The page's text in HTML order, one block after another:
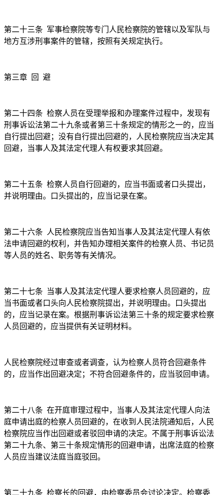
第二十三条 军事检察院等专门人民检察院的管辖以及军队与
地方互涉刑事案件的管辖，按照有关规定执行。
第三章 回 避
第二十四条 检察人员在受理举报和办理案件过程中，发现有
刑事诉讼法第二十九条或者第三十条规定的情形之一的，应当
自行提出回避；没有自行提出回避的，人民检察院应当决定其
回避，当事人及其法定代理人有权要求其回避。
第二十五条 检察人员自行回避的，应当书面或者口头提出，
并说明理由。口头提出的，应当记录在案。
第二十六条
人民检察院应当告知当事人及其法定代理人有依
法申请回避的权利，并告知办理相关案件的检察人员、书记员
等人员的姓名、职务等有关情况。
第二十七条
当事人及其法定代理人要求检察人员回避的，应
当书面或者口头向人民检察院提出，并说明理由。口头提出
的，应当记录在案。根据刑事诉讼法第三十条的规定要求检察
人员回避的，应当提供有关证明材料。
人民检察院经过审查或者调查，认为检察人员符合回避条件
的，应当作出回避决定；不符合回避条件的，应当驳回申请。
第二十八条 在开庭审理过程中，当事人及其法定代理人向法
庭申请出庭的检察人员回避的，在收到人民法院通知后，人民
检察院应当作出回避或者驳回申请的决定。不属于刑事诉讼法
第二十九条、第三十条规定情形的回避申请，出席法庭的检察
人员应当建议法庭当庭驳回。
第二十九条 检察长的回避，由检察委员会讨论决定。检察委